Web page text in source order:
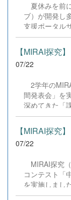
姿に、誇ら
飛び出そう！
する魅力的な
す！
夏休みを前
ブ）が開発し
支援ポータル
ージョンアッ
らいただいた
ログラミング
の実装までを
務分析・ビ
ぶ計79件の
具体的には、
機能の追加、
（タグの最適
た（SEO対
も生徒たちの
た『
対策支援ポー
アンケートに
【MIRAI探究
07/22
2学年の
間発表会」を
深めてきた「
レゼンテーシ
論理の整合性
の分析・実践
す。 当日は
生徒が主体
いました。各
換が活発に行
られました。
07/22
MIRAI探究
コンテスト「
を実施しまし
じて、変化の